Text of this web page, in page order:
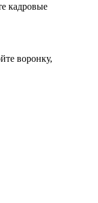
кадровые
воронку,